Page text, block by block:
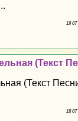
19 07
(Текст
(Текст
18 07